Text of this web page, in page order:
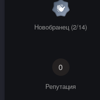
Новобранец (2/14)
0
Репутация